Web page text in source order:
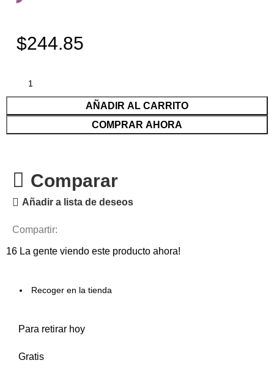
$244.85
AÑADIR AL CARRITO
COMPRAR AHORA
Comparar
Añadir a lista de deseos
Compartir:
16 La gente viendo este producto ahora!
Recoger en la tienda
Para retirar hoy
Gratis